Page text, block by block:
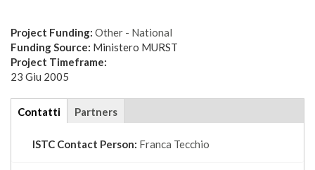
Project Funding: Other - National
Funding Source: Ministero MURST
Project Timeframe:
23 Giu 2005
tabs
Contatti (scheda
attiva)
Partners
ISTC Contact Person: Franca Tecchio